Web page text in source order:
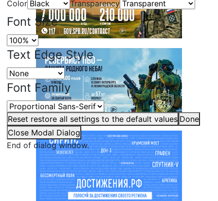
Color Transparency
Font Size
Text Edge Style
Font Family
Reset restore all settings to the default values Done
Close Modal Dialog
End of dialog window.